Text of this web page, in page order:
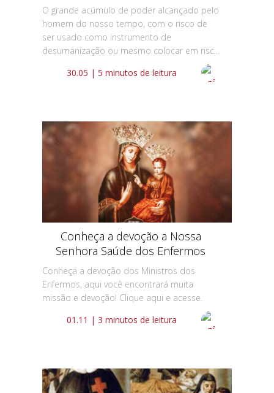
O grande acúmulo de poder alcançado pelo
homem do nosso tempo, com o risco de
ser usado como instrumento de
desumanização ou mesmo colocar em risc...
30.05 | 5 minutos de leitura
Conheça a devoção a Nossa
Senhora Saúde dos Enfermos
Conheça a devoção dos Ministros dos
Enfermos, aqui você encontrará muita
missão e devoção! Clique aqui e acesse.
01.11 | 3 minutos de leitura